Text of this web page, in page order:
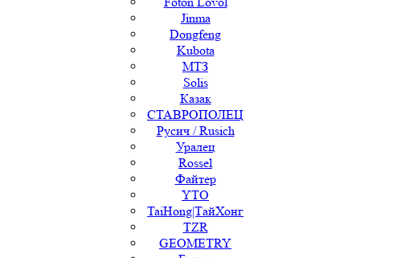
Jinma
Dongfeng
Kubota
МТЗ
Solis
Казак
СТАВРОПОЛЕЦ
Русич / Rusich
Уралец
Rossel
Файтер
YTO
TaiHong|ТайХонг
TZR
GEOMETRY